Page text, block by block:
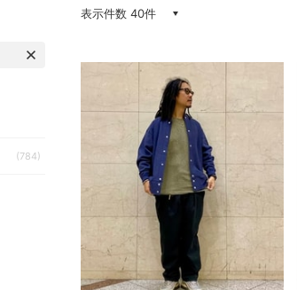
(784)
表示件数 40件